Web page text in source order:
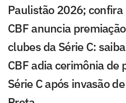
Paulistão 2026; confira
CBF anuncia
clubes da Série C:
CBF adia cerimônia de
Série C após invasão